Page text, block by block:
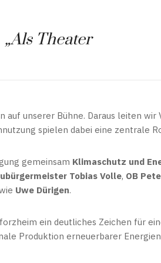
„Als Theater
unserer Bühne. Daraus leiten wir
spielen dabei eine zentrale
gemeinsam Klimaschutz und
Tobias Volle, OB
Uwe Dürigen.
ein deutliches Zeichen für
Produktion erneuerbarer